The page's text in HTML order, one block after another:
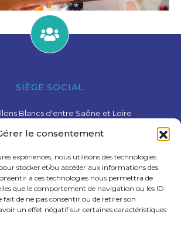
le consentement
expériences, nous utilisons des technologies
stocker et/ou accéder aux informations des
à ces technologies nous permettra de
que le comportement de navigation ou les ID
fait de ne pas consentir ou de retirer son
un effet négatif sur certaines caractéristiques
SIÈGE SOCIAL
Blancs d'entre Saône et Loire
81 28 78
contact@pbesl.fr